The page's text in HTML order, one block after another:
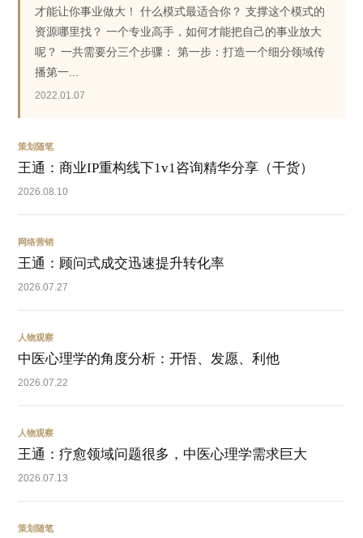
才能让你事业做大！ 什么模式最适合你？ 支撑这个模式的
资源哪里找？ 一个专业高手，如何才能把自己的事业放大
呢？ 一共需要分三个步骤： 第一步：打造一个细分领域传
播第一...
2022.01.07
策划随笔
王通：商业IP重构线下1v1咨询精华分享（干货）
2026.08.10
网络营销
王通：顾问式成交迅速提升转化率
2026.07.27
人物观察
中医心理学的角度分析：开悟、发愿、利他
2026.07.22
人物观察
王通：疗愈领域问题很多，中医心理学需求巨大
2026.07.13
策划随笔